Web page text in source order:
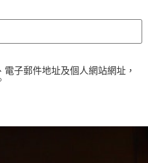
電子郵件地址及個人網站網址，